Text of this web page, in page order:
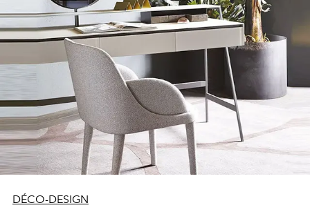
DÉCO-DESIGN